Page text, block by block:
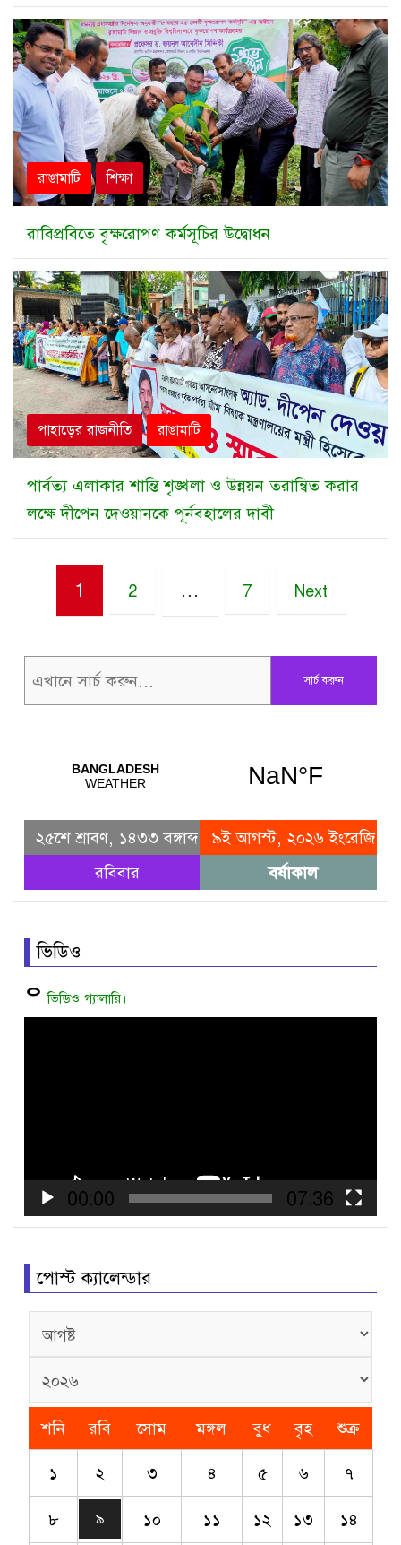
রাঙামাটি শিক্ষা
রাবিপ্রবিতে বৃক্ষরোপণ কর্মসূচির উদ্বোধন
পাহাড়ের রাজনীতি রাঙামাটি
পার্বত্য এলাকার শান্তি শৃঙ্খলা ও উন্নয়ন তরান্বিত করার
লক্ষে দীপেন দেওয়ানকে পূর্নবহালের দাবী
pagination
1 2 … 7 Next
সার্চ করুন
২৫শে শ্রাবণ, ১৪৩৩ বঙ্গাব্দ ৯ই আগস্ট, ২০২৬ ইংরেজি
রবিবার
বর্ষাকাল
ভিডিও
ᄋভিডিও গ্যালারি।
00:00 07:36
পোস্ট ক্যালেন্ডার
শনি রবি সোম মঙ্গল বুধ বৃহ
শুক্র
১
২ ৩ ৪ ৫ ৬
৭
৮
৯ ১০ ১১ ১২ ১৩ ১৪